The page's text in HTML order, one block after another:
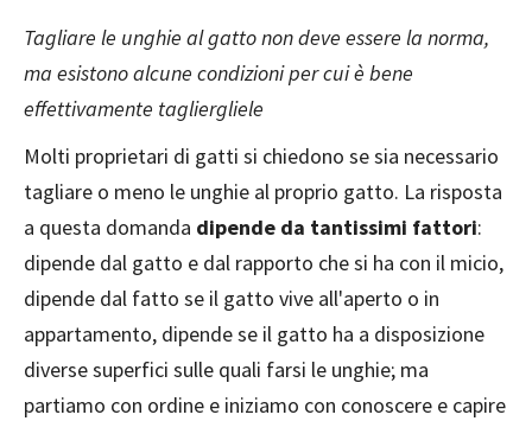
Tagliare le unghie al gatto non deve essere la norma,
ma esistono alcune condizioni per cui è bene
effettivamente tagliergliele
Molti proprietari di gatti si chiedono se sia necessario
tagliare o meno le unghie al proprio gatto. La risposta
a questa domanda dipende da tantissimi fattori:
dipende dal gatto e dal rapporto che si ha con il micio,
dipende dal fatto se il gatto vive all'aperto o in
appartamento, dipende se il gatto ha a disposizione
diverse superfici sulle quali farsi le unghie; ma
partiamo con ordine e iniziamo con conoscere e capire